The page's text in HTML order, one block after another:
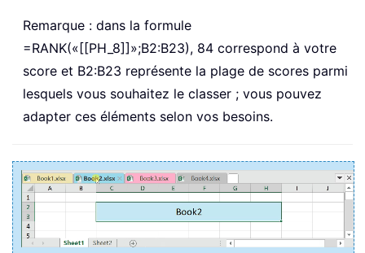
Remarque : dans la formule
=RANK(«[[PH_8]]»;B2:B23), 84 correspond à votre
score et B2:B23 représente la plage de scores parmi
lesquels vous souhaitez le classer ; vous pouvez
adapter ces éléments selon vos besoins.